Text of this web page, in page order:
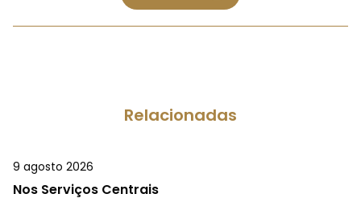
Relacionadas
9 agosto 2026
Nos Serviços Centrais